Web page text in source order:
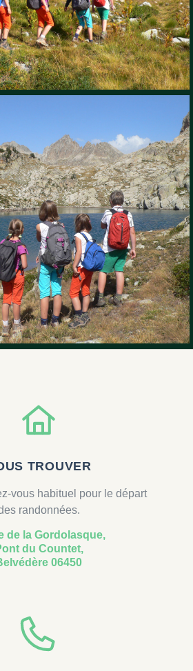
TROUVER
vous habituel pour le départ
randonnées.
de la Gordolasque,
du Countet,
06450